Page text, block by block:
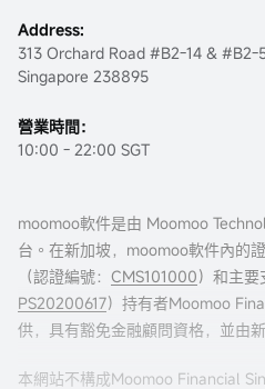
Address:
313 Orchard Road #B2-14 & #B2-
Singapore 238895
營業時間：
10:00 - 22:00 SGT
moomoo軟件是由 Moomoo
台。在新加坡，moomoo軟件內的
（認證編號： CMS101000）和主要
PS20200617）持有者Moomoo
供，具有豁免金融顧問資格，並由
本網站不構成Moomoo Financial